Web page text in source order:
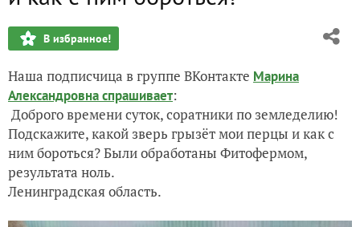
В избранное!
Наша подписчица в группе ВКонтакте Марина
Александровна спрашивает:
Доброго времени суток, соратники по земледелию!
Подскажите, какой зверь грызёт мои перцы и как с
ним бороться? Были обработаны Фитофермом,
результата ноль.
Ленинградская область.